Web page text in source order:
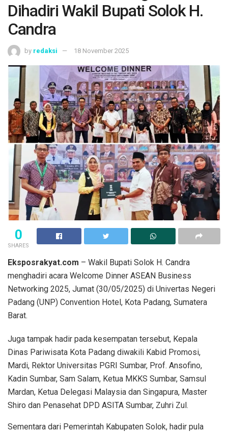
Dihadiri Wakil Bupati Solok H.
Candra
by redaksi 18 November 2025
0
SHARES
Eksposrakyat.com – Wakil Bupati Solok H. Candra
menghadiri acara Welcome Dinner ASEAN Business
Networking 2025, Jumat (30/05/2025) di Univertas Negeri
Padang (UNP) Convention Hotel, Kota Padang, Sumatera
Barat.
Juga tampak hadir pada kesempatan tersebut, Kepala
Dinas Pariwisata Kota Padang diwakili Kabid Promosi,
Mardi, Rektor Universitas PGRI Sumbar, Prof. Ansofino,
Kadin Sumbar, Sam Salam, Ketua MKKS Sumbar, Samsul
Mardan, Ketua Delegasi Malaysia dan Singapura, Master
Shiro dan Penasehat DPD ASITA Sumbar, Zuhri Zul.
Sementara dari Pemerintah Kabupaten Solok, hadir pula